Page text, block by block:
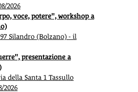
2026
voce, potere", workshop a
Silandro (Bolzano) - il
presentazione a
della Santa 1 Tassullo
2026